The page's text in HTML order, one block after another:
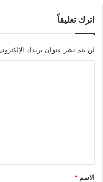
اترك تعليقاً
لن يتم نشر عنوان بريدك
*
الاسم *